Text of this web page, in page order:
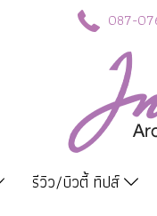
087-
รีวิว/บิวตี้ ทิปส์